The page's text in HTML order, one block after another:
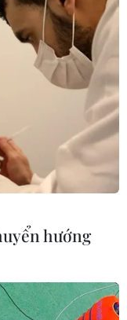
nghiệp vụ và
thứ hai của trẻ,
Thầy cô thay vì
để làm nhục
hướng